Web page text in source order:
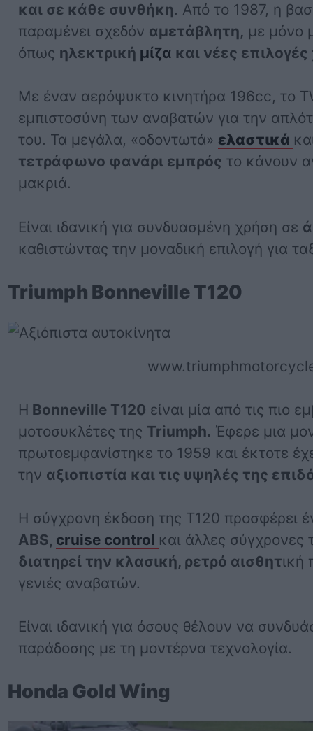
και σε κάθε συνθήκη. Από το 1987, η
παραμένει σχεδόν αμετάβλητη, με μόνο
όπως ηλεκτρική μίζα και νέες
Με έναν αερόψυκτο κινητήρα 196cc, το
εμπιστοσύνη των αναβατών για την
του. Τα μεγάλα, «οδοντωτά» ελαστικά
τετράφωνο φανάρι εμπρός το κάνουν
μακριά.
Είναι ιδανική για συνδυασμένη χρήση σε
καθιστώντας την μοναδική επιλογή για
Triumph Bonneville T120
Η Bonneville T120 είναι μία από τις πιο
μοτοσυκλέτες της Triumph. Έφερε μια
πρωτοεμφανίστηκε το 1959 και έκτοτε
την αξιοπιστία και τις υψηλές της
Η σύγχρονη έκδοση της T120 προσφέρει
ABS, cruise control και άλλες σύγχρονες
διατηρεί την κλασική, ρετρό αισθητική
γενιές αναβατών.
Είναι ιδανική για όσους θέλουν να
παράδοσης με τη μοντέρνα τεχνολογία.
Honda Gold Wing